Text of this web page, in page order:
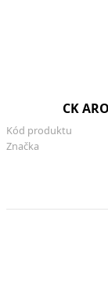
CK
Značka
Kód produktu